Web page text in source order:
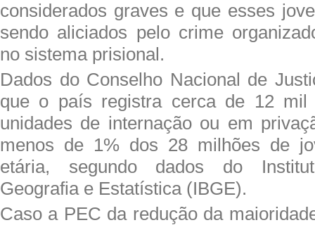
considerados graves e que esses
sendo aliciados pelo crime
no sistema prisional.
Dados do Conselho Nacional de
que o país registra cerca de 12 mil
unidades de internação ou em
menos de 1% dos 28 milhões de
etária, segundo dados do
Geografia e Estatística (IBGE).
Caso a PEC da redução da